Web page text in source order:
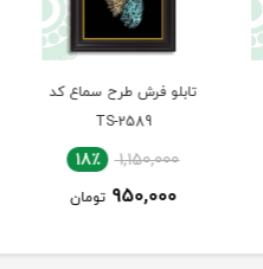
تابلو فرش طرح پله‌های
سعادت کد TS-2588
1,700,000 18٪
1,400,000 تومان